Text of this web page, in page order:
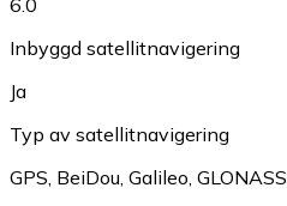
Inbyggd satellitnavigering
Ja
Typ av satellitnavigering
GPS BeiDou Galileo GLONASS